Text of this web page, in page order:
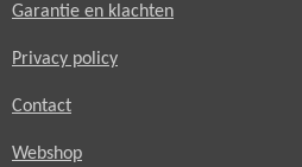
Garantie en klachten
Privacy policy
Contact
Webshop